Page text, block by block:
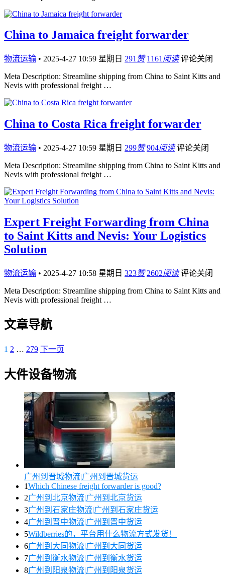
China to Jamaica freight forwarder
物流运输 • 2025-4-27 10:59 星期日 291 赞 1161 阅读 评论关闭
Meta Description: Streamline shipping from China to Saint Kitts and
Nevis with professional freight …
China to Costa Rica freight forwarder
物流运输 • 2025-4-27 10:59 星期日 299赞 904阅读 评论关闭
Meta Description: Streamline shipping from China to Saint Kitts and
Nevis with professional freight …
Expert Freight Forwarding from China
to Saint Kitts and Nevis: Your Logistics
Solution
物流运输 • 2025-4-27 10:58 星期日 323赞 2602阅读 评论关闭
Meta Description: Streamline shipping from China to Saint Kitts and
Nevis with professional freight …
文章导航
1 2 … 279 下一页
大件设备物流
广州到晋城物流|广州到晋城货运
1Which Chinese freight forwarder is good?
2广州到北京物流|广州到北京货运
3广州到石家庄物流|广州到石家庄货运
4广州到晋中物流|广州到晋中货运
5Wildberries的，平台用什么物流方式发货！
6广州到大同物流|广州到大同货运
7广州到衡水物流|广州到衡水货运
8广州到阳泉物流|广州到阳泉货运